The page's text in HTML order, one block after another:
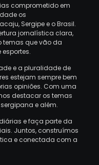
comprometido em
os
Sergipe e o Brasil.
jornalística clara,
temas que vão da
e a pluralidade de
estejam sempre bem
opiniões. Com uma
destacar os temas
e além.
e faça parte da
Juntos, construímos
e conectada com a